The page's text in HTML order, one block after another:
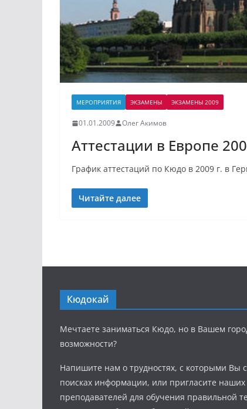
МЕРОПРИЯТИЯ ЭКЗАМЕНЫ ЭКЗАМЕНЫ 2009
01.01.2009 Олег Акимов
Аттестации в Европе
График аттестаций по Кюдо в 2009 г. в
Читайте далее
Кюдокай
Мечтаете заниматься Кюдо, но в Вашем
возможности?
Напишите нам о трудностях, с которыми Вы
поисках информации, или пригласите наших
преподавателей для обучения правильной